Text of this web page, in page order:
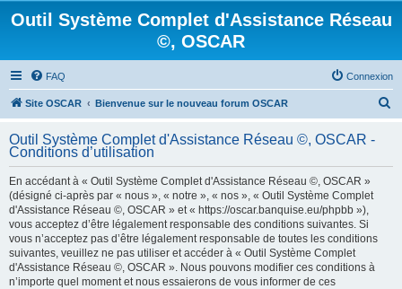
Outil Système Complet d'Assistance Réseau
©, OSCAR
FAQ Connexion
Site OSCAR Bienvenue sur le nouveau forum OSCAR
h
Outil Système Complet d'Assistance Réseau ©, OSCAR -
Conditions d’utilisation
En accédant à « Outil Système Complet d'Assistance Réseau ©, OSCAR »
(désigné ci-après par « nous », « notre », « nos », « Outil Système Complet
d'Assistance Réseau ©, OSCAR » et « https://oscar.banquise.eu/phpbb »),
vous acceptez d’être légalement responsable des conditions suivantes. Si
vous n’acceptez pas d’être légalement responsable de toutes les conditions
suivantes, veuillez ne pas utiliser et accéder à « Outil Système Complet
d'Assistance Réseau ©, OSCAR ». Nous pouvons modifier ces conditions à
n’importe quel moment et nous essaierons de vous informer de ces